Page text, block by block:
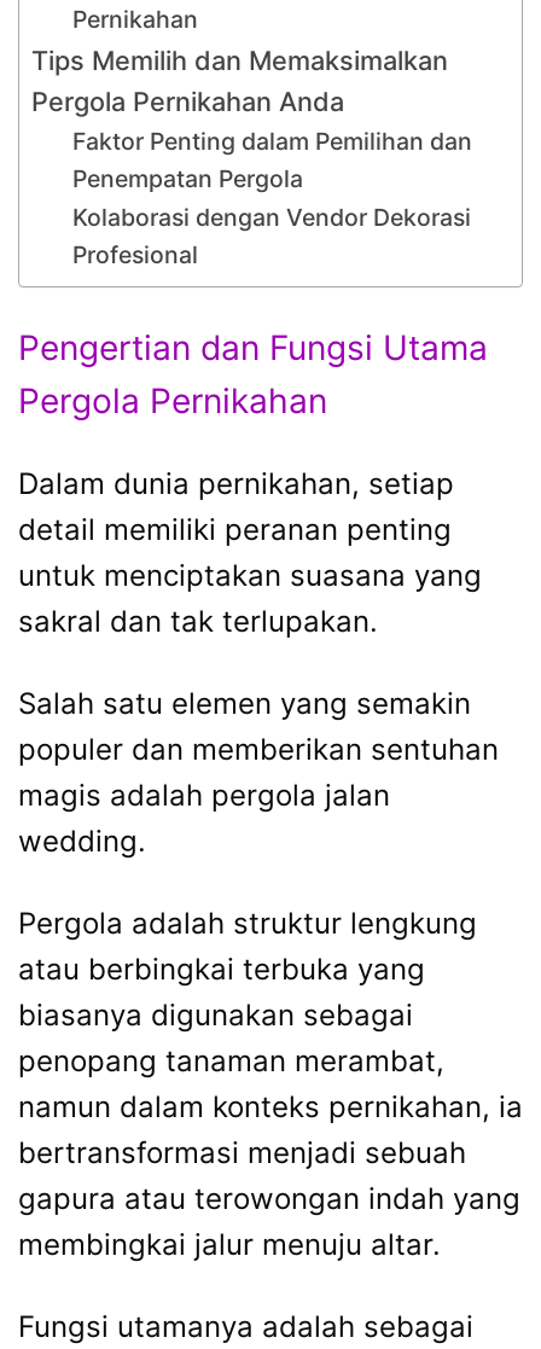
Pernikahan
Tips Memilih dan Memaksimalkan
Pergola Pernikahan Anda
Faktor Penting dalam Pemilihan dan
Penempatan Pergola
Kolaborasi dengan Vendor Dekorasi
Profesional
Pengertian dan Fungsi Utama
Pergola Pernikahan
Dalam dunia pernikahan, setiap
detail memiliki peranan penting
untuk menciptakan suasana yang
sakral dan tak terlupakan.
Salah satu elemen yang semakin
populer dan memberikan sentuhan
magis adalah pergola jalan
wedding.
Pergola adalah struktur lengkung
atau berbingkai terbuka yang
biasanya digunakan sebagai
penopang tanaman merambat,
namun dalam konteks pernikahan, ia
bertransformasi menjadi sebuah
gapura atau terowongan indah yang
membingkai jalur menuju altar.
Fungsi utamanya adalah sebagai